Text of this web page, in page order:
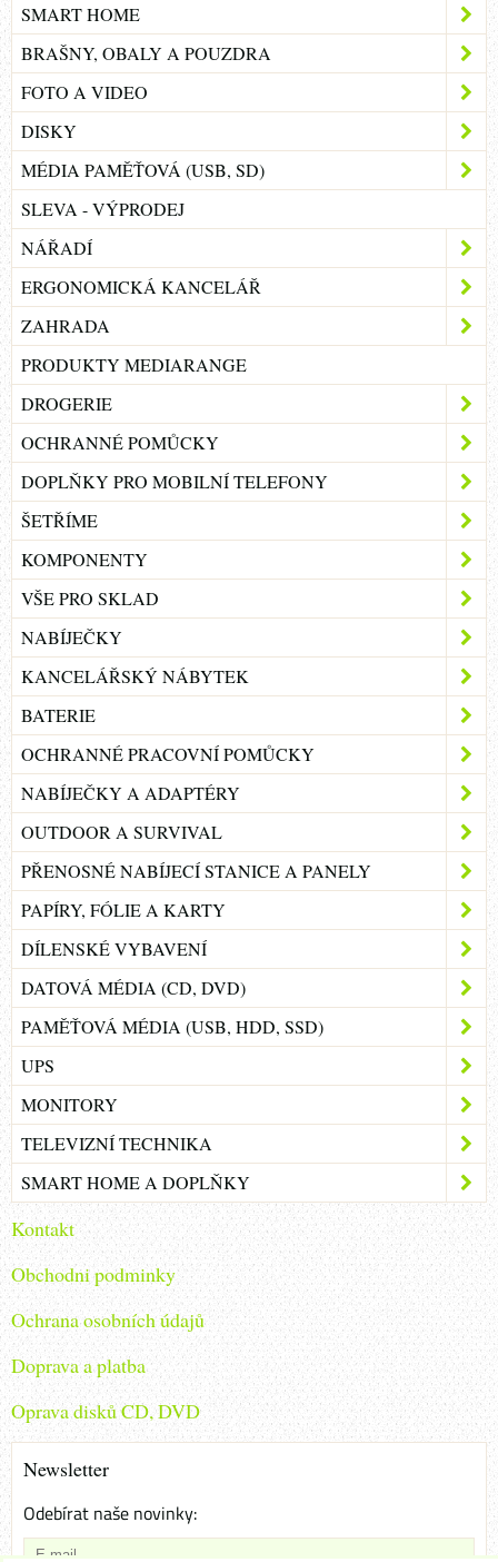
SMART HOME
BRAŠNY, OBALY A POUZDRA
FOTO A VIDEO
DISKY
MÉDIA PAMĚŤOVÁ (USB, SD)
SLEVA - VÝPRODEJ
NÁŘADÍ
ERGONOMICKÁ KANCELÁŘ
ZAHRADA
PRODUKTY MEDIARANGE
DROGERIE
OCHRANNÉ POMŮCKY
DOPLŇKY PRO MOBILNÍ TELEFONY
ŠETŘÍME
KOMPONENTY
VŠE PRO SKLAD
NABÍJEČKY
KANCELÁŘSKÝ NÁBYTEK
BATERIE
OCHRANNÉ PRACOVNÍ POMŮCKY
NABÍJEČKY A ADAPTÉRY
OUTDOOR A SURVIVAL
PŘENOSNÉ NABÍJECÍ STANICE A PANELY
PAPÍRY, FÓLIE A KARTY
DÍLENSKÉ VYBAVENÍ
DATOVÁ MÉDIA (CD, DVD)
PAMĚŤOVÁ MÉDIA (USB, HDD, SSD)
UPS
MONITORY
TELEVIZNÍ TECHNIKA
SMART HOME A DOPLŇKY
Kontakt
Obchodni podminky
Ochrana osobních údajů
Doprava a platba
Oprava disků CD, DVD
Newsletter
Odebírat naše novinky: